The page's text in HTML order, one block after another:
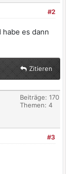
#2
es dann
Zitieren
Beiträge: 170
Themen: 4
#3